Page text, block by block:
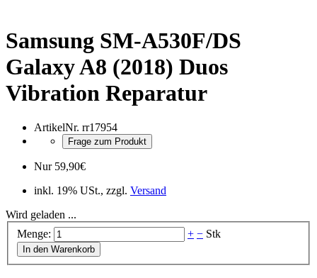
Samsung SM-A530F/DS
Galaxy A8 (2018) Duos
Vibration Reparatur
ArtikelNr. rr17954
Frage zum Produkt
Nur 59,90€
inkl. 19% USt., zzgl. Versand
Wird geladen ...
Menge:
+ − Stk
In den Warenkorb